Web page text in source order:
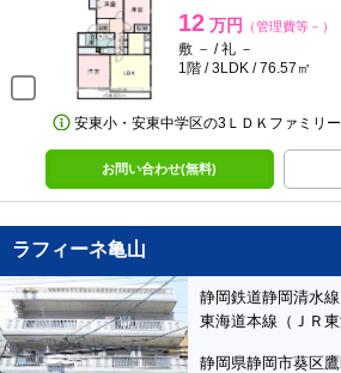
12 万円 （管理費等－）
敷 － / 礼 －
1階 / 3LDK / 76.57㎡
安東小・安東中学区の3ＬＤＫファミリ
お問い合わせ(無料)
ラフィーネ亀山
静岡鉄道静岡清水
東海道本線（ＪＲ
静岡県静岡市葵区